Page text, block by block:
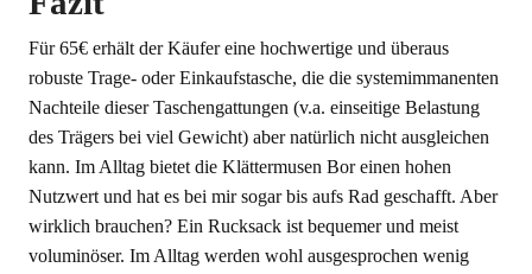
Für 65€ erhält der Käufer eine hochwertige und überaus
robuste Trage- oder Einkaufstasche, die die systemimmanenten
Nachteile dieser Taschengattungen (v.a. einseitige Belastung
des Trägers bei viel Gewicht) aber natürlich nicht ausgleichen
kann. Im Alltag bietet die Klättermusen Bor einen hohen
Nutzwert und hat es bei mir sogar bis aufs Rad geschafft. Aber
wirklich brauchen? Ein Rucksack ist bequemer und meist
voluminöser. Im Alltag werden wohl ausgesprochen wenig